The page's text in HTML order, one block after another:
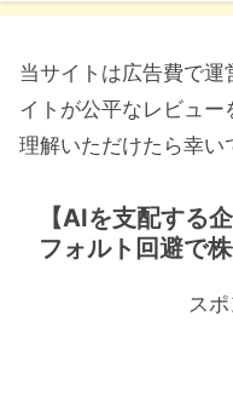
当サイトは広告費で
イトが公平なレビュ
理解いただけたら幸い
【AIを支配する
フォルト回避で
ス